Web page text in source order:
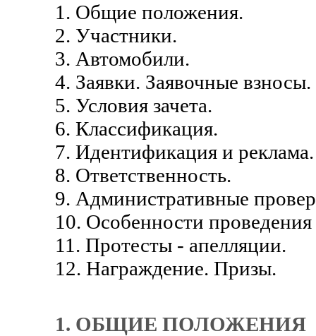
1. Общие положения.
2. Участники.
3. Автомобили.
4. Заявки. Заявочные взносы.
5. Условия зачета.
6. Классификация.
7. Идентификация и реклама.
8. Ответственность.
9. Административные
10. Особенности
11. Протесты - апелляции.
12. Награждение. Призы.
1. ОБЩИЕ ПОЛОЖЕНИЯ